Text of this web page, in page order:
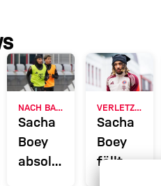
News,
NACH BANDVERLETZUNG
Sacha
Boey
absolviert
VERLETZUNG AM SPRUNGGELENK
Sacha
Boey
fällt